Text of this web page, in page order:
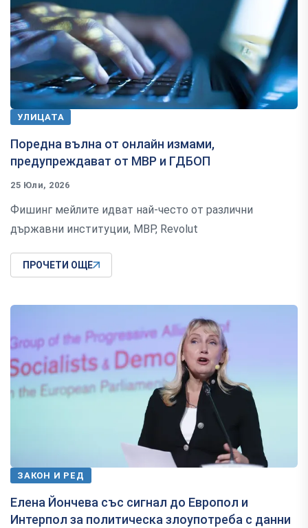
УЛИЦАТА
Поредна вълна от онлайн измами,
предупреждават от МВР и ГДБОП
25 Юли, 2026
Фишинг мейлите идват най-често от различни
държавни институции, МВР, Revolut
ПРОЧЕТИ ОЩЕ
ЗАКОН И РЕД
Елена Йончева със сигнал до Европол и
Интерпол за политическа злоупотреба с данни